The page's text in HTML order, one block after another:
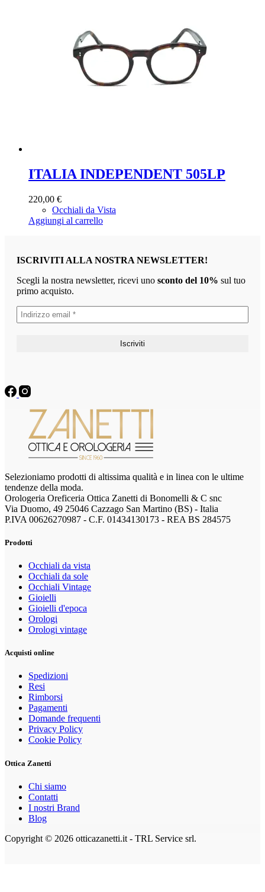
ITALIA INDEPENDENT 505LP
220,00 €
Occhiali da Vista
Aggiungi al carrello
ISCRIVITI ALLA NOSTRA NEWSLETTER!
Scegli la nostra newsletter, ricevi uno sconto del 10% sul tuo
primo acquisto.
Selezioniamo prodotti di altissima qualità e in linea con le ultime
tendenze della moda.
Orologeria Oreficeria Ottica Zanetti di Bonomelli & C snc
Via Duomo, 49 25046 Cazzago San Martino (BS) - Italia
P.IVA 00626270987 - C.F. 01434130173 - REA BS 284575
Prodotti
Occhiali da vista
Occhiali da sole
Occhiali Vintage
Gioielli
Gioielli d'epoca
Orologi
Orologi vintage
Acquisti online
Spedizioni
Resi
Rimborsi
Pagamenti
Domande frequenti
Privacy Policy
Cookie Policy
Ottica Zanetti
Chi siamo
Contatti
I nostri Brand
Blog
Copyright © 2026 otticazanetti.it - TRL Service srl.